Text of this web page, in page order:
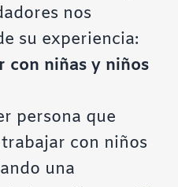
nos
su experiencia:
con niñas y niños
persona que
con niños
una